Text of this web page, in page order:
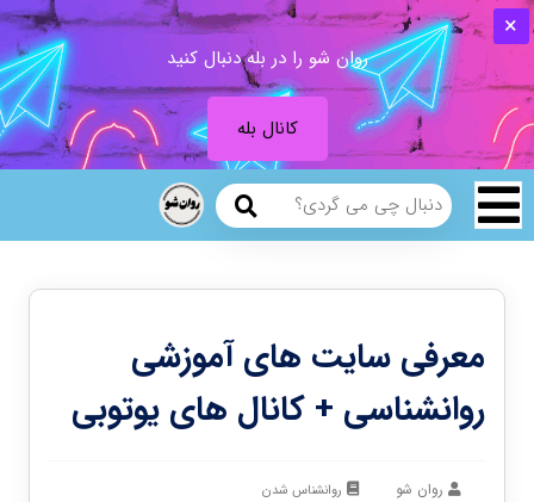
روان شو را در بله دنبال کنید
کانال بله
معرفی سایت های آموزشی
روانشناسی + کانال های یوتوبی
روان شو روانشناس شدن